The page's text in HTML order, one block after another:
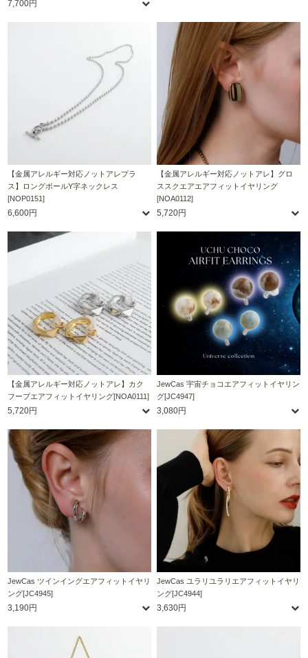
7,700円
【金属アレルギー対応ノットアレプラ
ス】ロングボールY字ネックレス
[NOP0151]
6,600円
【金属アレルギー対応ノットアレ】グロ
ススクエアエアフィットイヤリング
[NOA0112]
5,720円
【金属アレルギー対応ノットアレ】カク
フープエアフィットイヤリング[NOA0111]
5,720円
JewCas 宇宙チョコエアフィットイヤリン
グ[JC4947]
3,080円
JewCas ツインイングエアフィットイヤリ
ング[JC4945]
3,190円
JewCas ユラリユラリエアフィットイヤリ
ング[JC4944]
3,630円